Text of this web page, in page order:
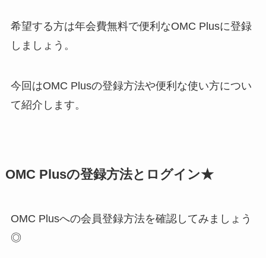
希望する方は年会費無料で便利なOMC Plusに登録
しましょう。
今回はOMC Plusの登録方法や便利な使い方につい
て紹介します。
OMC Plusの登録方法とログイン★
OMC Plusへの会員登録方法を確認してみましょう
◎